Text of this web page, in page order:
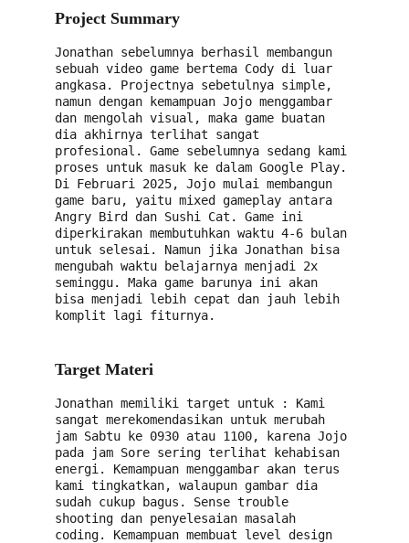
Project Summary
Jonathan sebelumnya berhasil membangun
sebuah video game bertema Cody di luar
angkasa. Projectnya sebetulnya simple,
namun dengan kemampuan Jojo menggambar
dan mengolah visual, maka game buatan
dia akhirnya terlihat sangat
profesional. Game sebelumnya sedang kami
proses untuk masuk ke dalam Google Play.
Di Februari 2025, Jojo mulai membangun
game baru, yaitu mixed gameplay antara
Angry Bird dan Sushi Cat. Game ini
diperkirakan membutuhkan waktu 4-6 bulan
untuk selesai. Namun jika Jonathan bisa
mengubah waktu belajarnya menjadi 2x
seminggu. Maka game barunya ini akan
bisa menjadi lebih cepat dan jauh lebih
komplit lagi fiturnya.
Target Materi
Jonathan memiliki target untuk : Kami
sangat merekomendasikan untuk merubah
jam Sabtu ke 0930 atau 1100, karena Jojo
pada jam Sore sering terlihat kehabisan
energi. Kemampuan menggambar akan terus
kami tingkatkan, walaupun gambar dia
sudah cukup bagus. Sense trouble
shooting dan penyelesaian masalah
coding. Kemampuan membuat level design